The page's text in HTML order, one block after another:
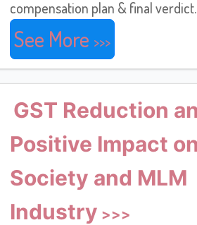
compensation plan & final verdict.
See More
GST Reduction
Positive Impact on
Society and MLM
Industry